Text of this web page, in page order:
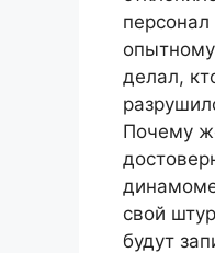
делал,
Почему
свой
будут